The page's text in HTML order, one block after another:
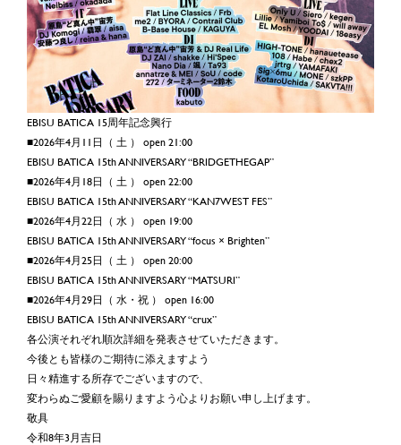
EBISU BATICA 15周年記念興行
■2026年4月11日（ 土 ） open 21:00
EBISU BATICA 15th ANNIVERSARY “BRIDGETHEGAP”
■2026年4月18日（ 土 ） open 22:00
EBISU BATICA 15th ANNIVERSARY “KAN7WEST FES”
■2026年4月22日（ 水 ） open 19:00
EBISU BATICA 15th ANNIVERSARY “focus × Brighten”
■2026年4月25日（ 土 ） open 20:00
EBISU BATICA 15th ANNIVERSARY “MATSURI”
■2026年4月29日（ 水・祝 ） open 16:00
EBISU BATICA 15th ANNIVERSARY “crux”
各公演それぞれ順次詳細を発表させていただきます。
今後とも皆様のご期待に添えますよう
日々精進する所存でございますので、
変わらぬご愛顧を賜りますよう心よりお願い申し上げます。
敬具
令和8年3月吉日